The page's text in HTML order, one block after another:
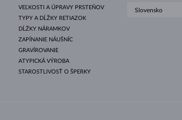
VEĽKOSTI A ÚPRAVY PRSTEŇOV
TYPY A DĹŽKY RETIAZOK
DĹŽKY NÁRAMKOV
ZAPÍNANIE NÁUŠNÍC
GRAVÍROVANIE
ATYPICKÁ VÝROBA
STAROSTLIVOSŤ O ŠPERKY
Slovensko